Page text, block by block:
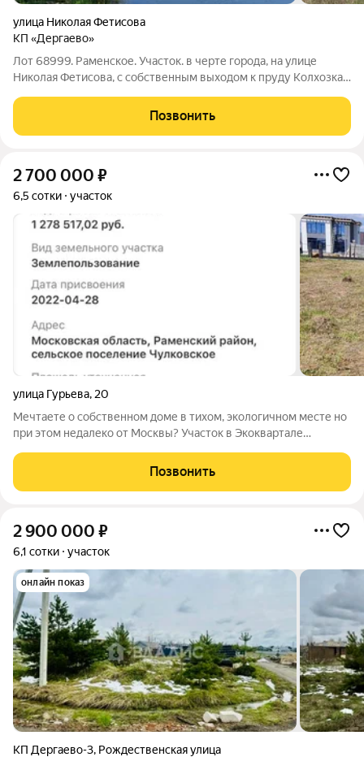
улица Николая Фетисова
КП «Дергаево»
Лот 68999. Раменское. Участок. в черте города, на улице
Николая Фетисова, с собственным выходом к пруду Колхозка.
участка на 2-3 сотки. ИЖС. Коммуникации: электричество 15
кВт, газ по границе
Позвонить
2 700 000 ₽
6,5 сотки участок
улица Гурьева, 20
Мечтаете о собственном доме в тихом, экологичном месте но
при этом недалеко от Москвы? Участок в Экоквартале
ПМЖ или для уютного загородного коттеджа. Продаётся
земельный участок в ЭкоКвартале
Позвонить
2 900 000 ₽
6,1 сотки участок
онлайн показ
КП Дергаево-3, Рождественская улица